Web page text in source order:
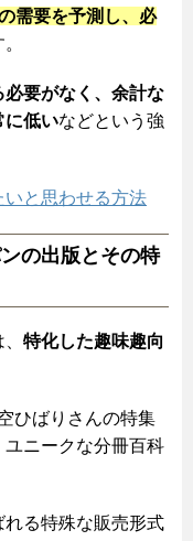
需要を予測し、必
要がなく、余計な
に低いなどという強
と思わせる方法
の出版とその特
特化した趣味趣向
ひばりさんの特集
ニークな分冊百科
れる特殊な販売形式